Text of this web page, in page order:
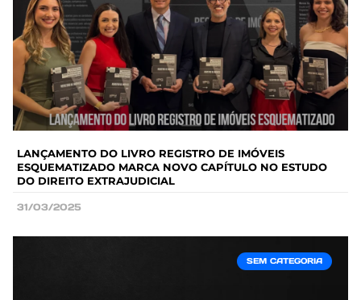
LANÇAMENTO DO LIVRO REGISTRO DE IMÓVEIS
ESQUEMATIZADO MARCA NOVO CAPÍTULO NO ESTUDO
DO DIREITO EXTRAJUDICIAL
31/03/2025
SEM CATEGORIA